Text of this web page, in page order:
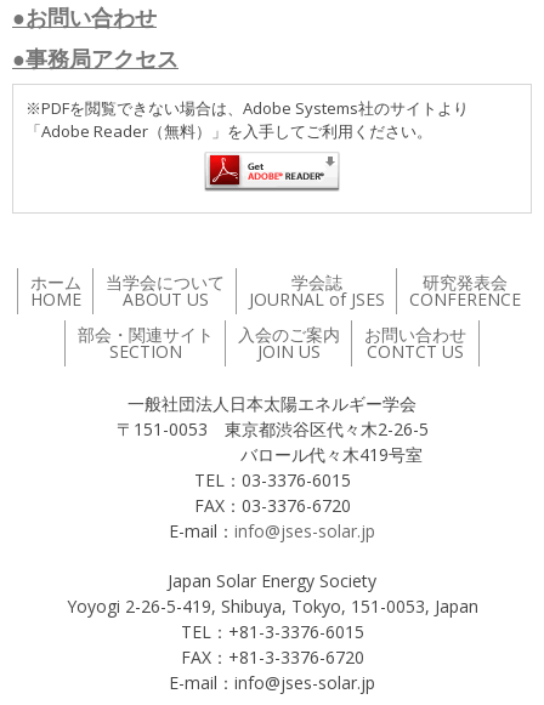
●お問い合わせ
●事務局アクセス
※PDFを閲覧できない場合は、Adobe Systems社のサイトより
「Adobe Reader（無料）」を入手してご利用ください。
ホーム
HOME
当学会について
ABOUT US
学会誌
JOURNAL of JSES
研究発表会
CONFERENCE
部会・関連サイト
SECTION
入会のご案内
JOIN US
お問い合わせ
CONTCT US
一般社団法人日本太陽エネルギー学会
〒151-0053 東京都渋谷区代々木2-26-5
バロール代々木419号室
TEL：03-3376-6015
FAX：03-3376-6720
E-mail： info@jses-solar.jp
Japan Solar Energy Society
Yoyogi 2-26-5-419, Shibuya, Tokyo, 151-0053, Japan
TEL：+81-3-3376-6015
FAX：+81-3-3376-6720
E-mail：info@jses-solar.jp